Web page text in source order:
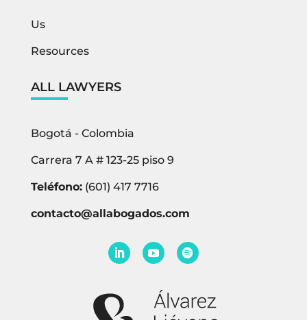
Us
Resources
ALL LAWYERS
Bogotá - Colombia
Carrera 7 A # 123-25 piso 9
Teléfono:(601) 417 7716
contacto@allabogados.com